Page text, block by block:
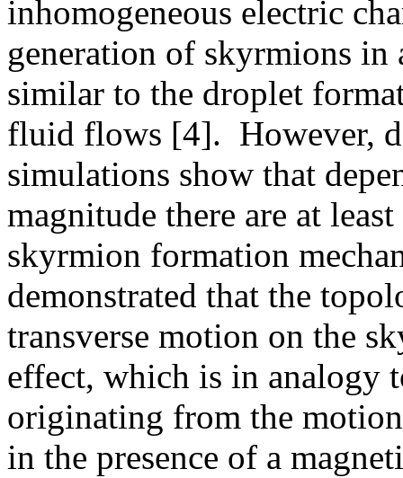
inhomogeneous electric
generation of skyrmions in
similar to the droplet
fluid flows [4]. However,
simulations show that
magnitude there are at
skyrmion formation
demonstrated that the
transverse motion on the
effect, which is in analogy
originating from the
in the presence of a